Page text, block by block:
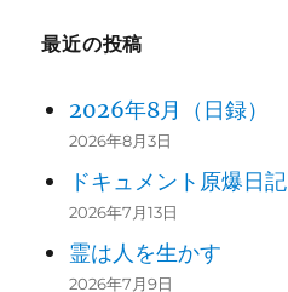
最近の投稿
2026年8月（日録）
2026年8月3日
ドキュメント原爆日記
2026年7月13日
霊は人を生かす
2026年7月9日